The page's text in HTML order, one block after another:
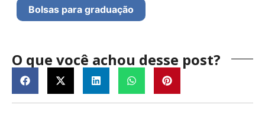
Bolsas para graduação
O que você achou desse post?